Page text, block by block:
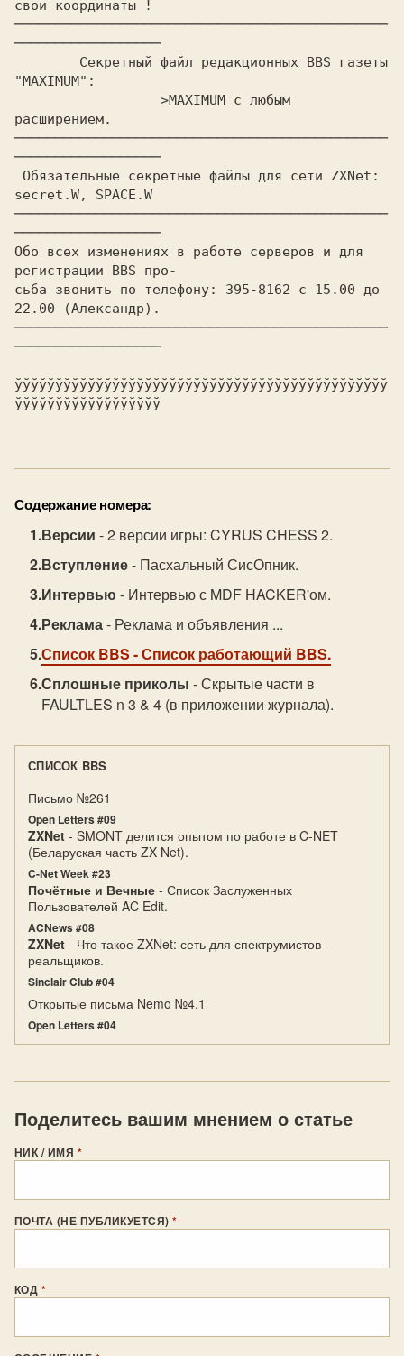
Содержание номера:
Версии - 2 версии игры: CYRUS CHESS 2.
Вступление- Пасхальный СисОпник.
Интервью - Интервью с MDF HACKER'ом.
Реклама- Реклама и объявления ...
Список BBS - Список работающий BBS.
Сплошные приколы - Скрытые части в
FAULTLES n 3 & 4 (в приложении журнала).
СПИСОК BBS
Письмо №261
Open Letters #09
ZXNet - SMONT делится опытом по работе в C-NET
(Беларуская часть ZX Net).
C-Net Week #23
Почётные и Вечные - Список Заслуженных
Пользователей AC Edit.
ACNews #08
ZXNet - Что такое ZXNet: сеть для спектрумистов -
реальщиков.
Sinclair Club #04
Открытые письма Nemo №4.1
Open Letters #04
Поделитесь вашим мнением о статье
НИК / ИМЯ *
ПОЧТА (НЕ ПУБЛИКУЕТСЯ)*
КОД *